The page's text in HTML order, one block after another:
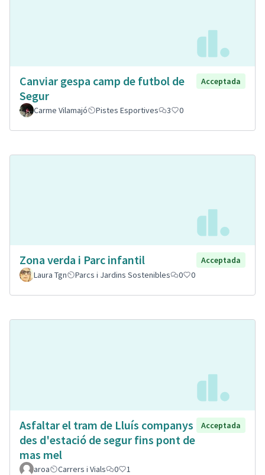
Canviar gespa camp de futbol de
Segur
Acceptada
Carme Vilamajó Pistes Esportives 3 0
Zona verda i Parc infantil
Acceptada
Laura Tgn
Parcs i Jardins Sostenibles 0 0
Asfaltar el tram de Lluís companys
des d'estació de segur fins pont de
mas mel
Acceptada
aroa Carrers i Vials 0 1